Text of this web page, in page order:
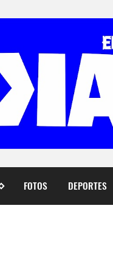
FOTOS DEPORTES